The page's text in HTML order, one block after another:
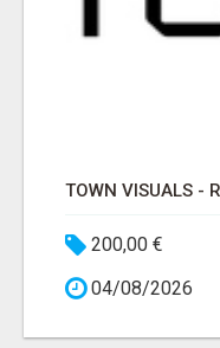
200,00 €
04/08/2026